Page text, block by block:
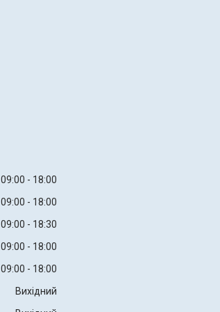
09:00
18:00
09:00
18:00
09:00
18:30
09:00
18:00
09:00
18:00
Вихідний